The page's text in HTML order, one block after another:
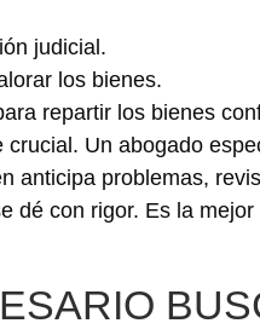
judicial.
los bienes.
repartir los bienes
Un abogado
anticipa problemas,
dé con rigor. Es la